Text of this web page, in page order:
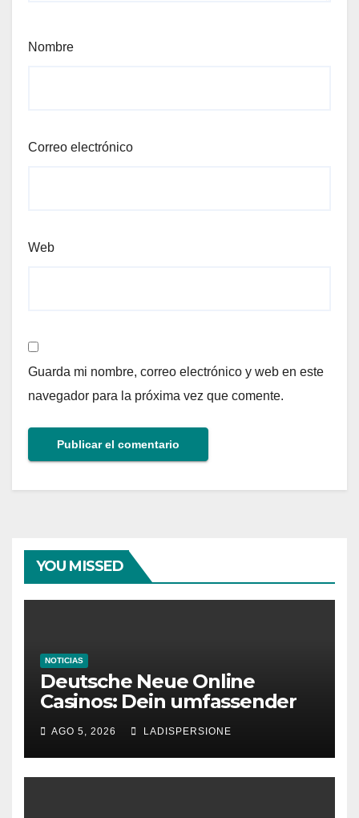
Nombre
Correo electrónico
Web
Guarda mi nombre, correo electrónico y web en este
navegador para la próxima vez que comente.
YOU MISSED
NOTICIAS
Deutsche Neue Online
Casinos: Dein umfassender
Glücksspielplattformen
AGO 5, 2026 LADISPERSIONE